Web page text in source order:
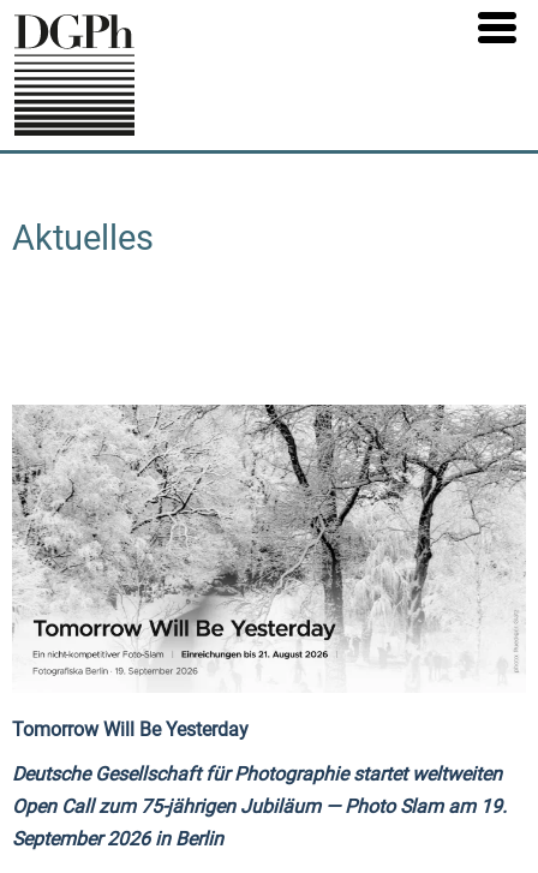
Direkt
zum
Inhalt
Aktuelles
Tomorrow Will Be Yesterday
Deutsche Gesellschaft für Photographie startet weltweiten
Open Call zum 75-jährigen Jubiläum — Photo Slam am 19.
September 2026 in Berlin